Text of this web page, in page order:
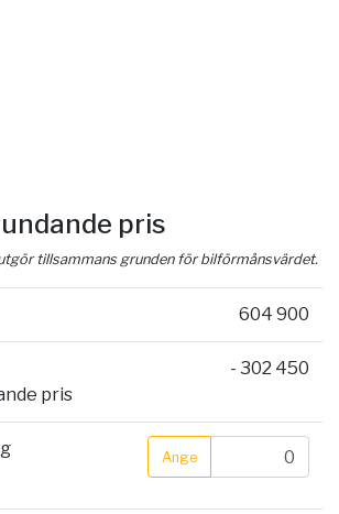
pris
tillsammans grunden för bilförmånsvärdet.
604 900
pris
- 302 450
Ange